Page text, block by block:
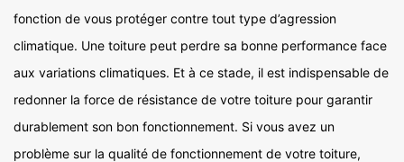
fonction de vous protéger contre tout type d’agression
climatique. Une toiture peut perdre sa bonne performance face
aux variations climatiques. Et à ce stade, il est indispensable de
redonner la force de résistance de votre toiture pour garantir
durablement son bon fonctionnement. Si vous avez un
problème sur la qualité de fonctionnement de votre toiture,